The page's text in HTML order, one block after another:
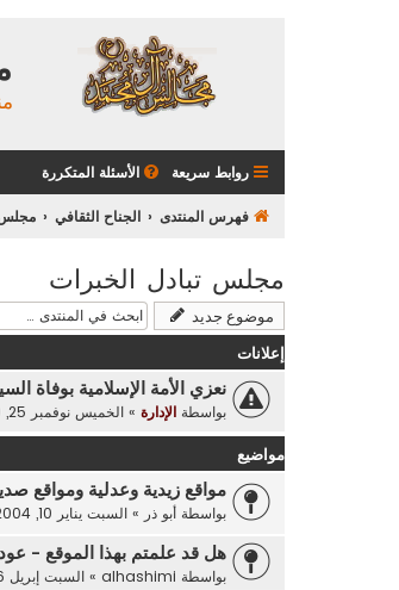
روابط سريعة الأسئلة المتكررة
فهرس المنتدى الجناح الثقافي مجلس
مجلس تبادل الخبرات
موضوع جديد
إعلانات
نعزي الأمة الإسلامية بوفاة
بواسطة الإدارة » الخميس نوفمبر 25, 2010 9:10 pm
مواضيع
مواقع زيدية وعدلية ومواقع
بواسطة أبو ذر » السبت يناير 10, 2004 7:17 pm
هل قد علمتم بهذا الموقع -
بواسطة alhashimi
» السبت إبريل 26, 2008 12:27 am